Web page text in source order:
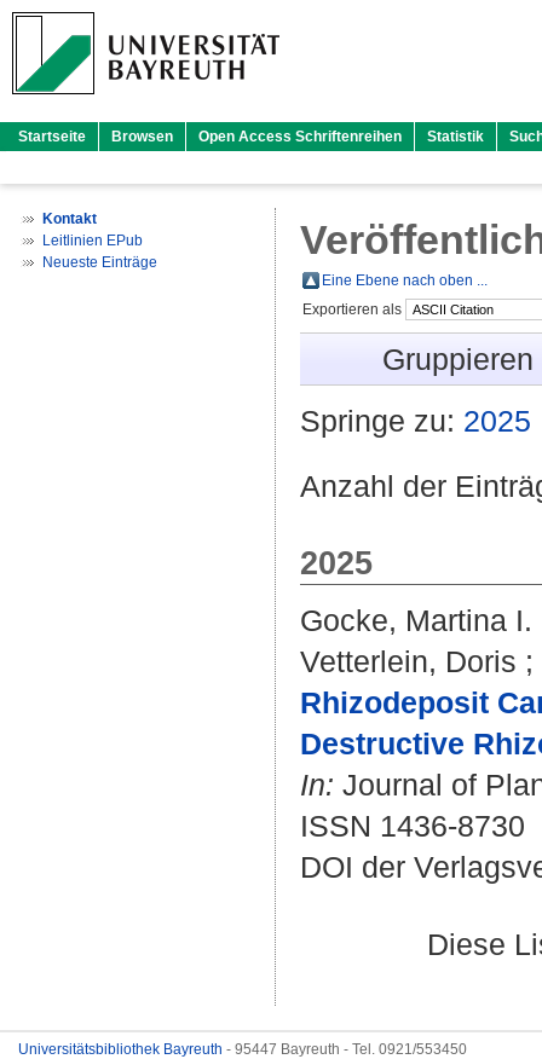
Startseite Browsen Open Access Schriftenreihen Statistik
Kontakt
Leitlinien EPub
Neueste Einträge
Eine Ebene nach oben ...
Exportieren als
Springe zu: 2025
Anzahl der
2025
Gocke, Martina I.
Vetterlein, Doris ;
Rhizodeposit
Destructive
In: Journal of
ISSN 1436-8730
DOI der
Diese
Universitätsbibliothek Bayreuth - 95447 Bayreuth - Tel. 0921/553450